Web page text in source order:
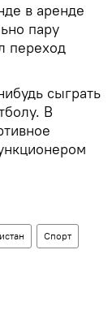
в аренде
пару
переход
сыграть
В
Спорт